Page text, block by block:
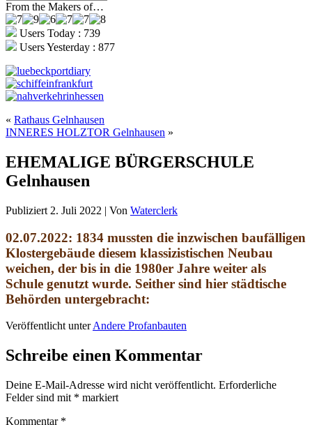
From the Makers of…
Users Today : 739
Users Yesterday : 877
« Rathaus Gelnhausen
INNERES HOLZTOR Gelnhausen »
EHEMALIGE BÜRGERSCHULE
Gelnhausen
Publiziert 2. Juli 2022 | Von Waterclerk
02.07.2022: 1834 mussten die inzwischen baufälligen
Klostergebäude diesem klassizistischen Neubau
weichen, der bis in die 1980er Jahre weiter als
Schule genutzt wurde. Seither sind hier städtische
Behörden untergebracht:
Veröffentlicht unter Andere Profanbauten
Schreibe einen Kommentar
Deine E-Mail-Adresse wird nicht veröffentlicht. Erforderliche
Felder sind mit * markiert
Kommentar *